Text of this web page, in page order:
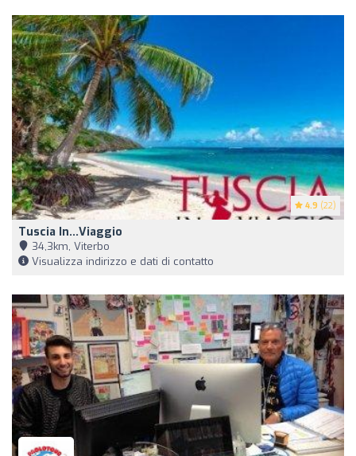
4.9 (22)
Tuscia In...Viaggio
34,3km, Viterbo
Visualizza indirizzo e dati di contatto